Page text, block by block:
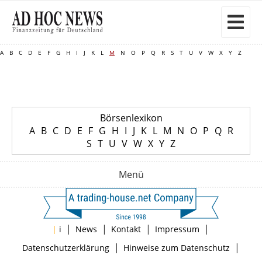
A B C D E F G H I J K L M N O P Q R S T U V W X Y Z
Börsenlexikon
A B C D E F G H I J K L M N O P Q R
S T U V W X Y Z
Menü
| i | News | Kontakt | Impressum |
Datenschutzerklärung| Hinweise zum Datenschutz |